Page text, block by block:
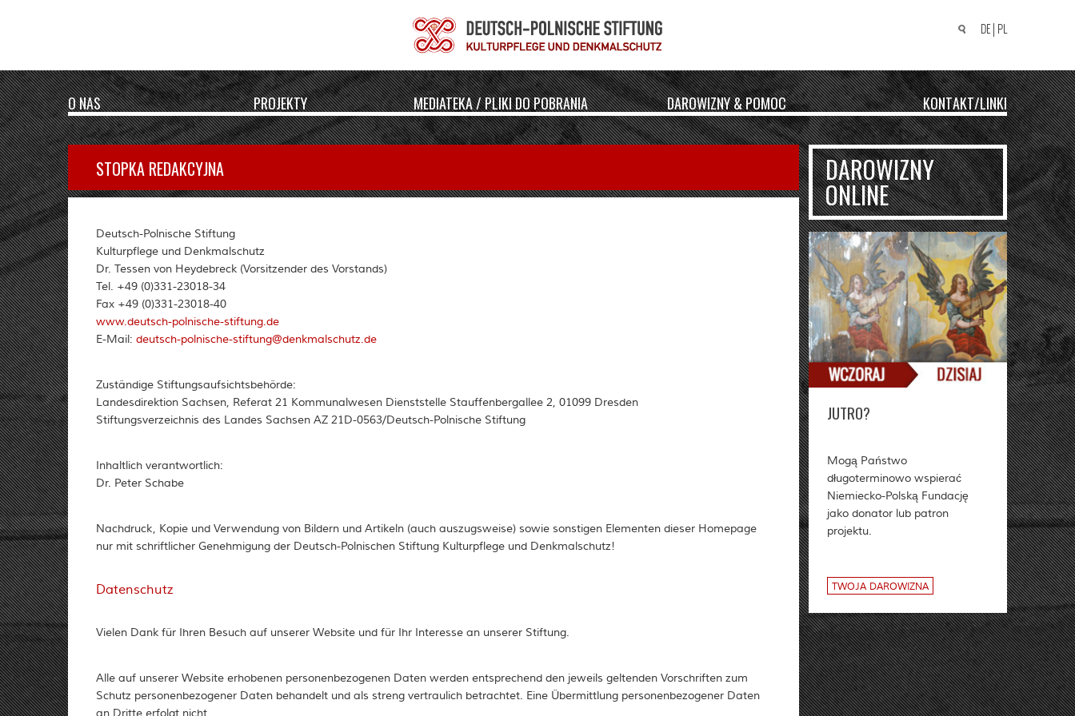
SuchenDE PL
O NAS PROJEKTY MEDIATEKA / PLIKI DO POBRANIA DAROWIZNY & POMOC KONTAKT/LINKI
STOPKA REDAKCYJNA
Deutsch-Polnische Stiftung
Kulturpflege und Denkmalschutz
Dr. Tessen von Heydebreck (Vorsitzender des Vorstands)
Tel. +49 (0)331-23018-34
Fax +49 (0)331-23018-40
www.deutsch-polnische-stiftung.de
E-Mail: deutsch-polnische-stiftung@denkmalschutz.de
Zuständige Stiftungsaufsichtsbehörde:
Landesdirektion Sachsen, Referat 21 Kommunalwesen Dienststelle Stauffenbergallee 2, 01099 Dresden
Stiftungsverzeichnis des Landes Sachsen AZ 21D-0563/Deutsch-Polnische Stiftung
Inhaltlich verantwortlich:
Dr. Peter Schabe
Nachdruck, Kopie und Verwendung von Bildern und Artikeln (auch auszugsweise) sowie sonstigen Elementen dieser Homepage
nur mit schriftlicher Genehmigung der Deutsch-Polnischen Stiftung Kulturpflege und Denkmalschutz!
Datenschutz
Vielen Dank für Ihren Besuch auf unserer Website und für Ihr Interesse an unserer Stiftung.
Alle auf unserer Website erhobenen personenbezogenen Daten werden entsprechend den jeweils geltenden Vorschriften zum
Schutz personenbezogener Daten behandelt und als streng vertraulich betrachtet. Eine Übermittlung personenbezogener Daten
DAROWIZNY
ONLINE
JUTRO?
Mogą Państwo
długoterminowo wspierać
Niemiecko-Polską Fundację
jako donator lub patron
projektu.
TWOJA DAROWIZNA